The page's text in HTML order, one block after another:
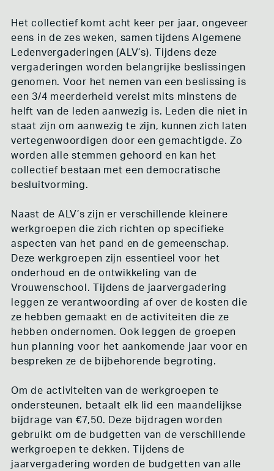
Het collectief komt acht keer per jaar, ongeveer
eens in de zes weken, samen tijdens Algemene
Ledenvergaderingen (ALV’s). Tijdens deze
vergaderingen worden belangrijke beslissingen
genomen. Voor het nemen van een beslissing is
een 3/4 meerderheid vereist mits minstens de
helft van de leden aanwezig is. Leden die niet in
staat zijn om aanwezig te zijn, kunnen zich laten
vertegenwoordigen door een gemachtigde. Zo
worden alle stemmen gehoord en kan het
collectief bestaan met een democratische
besluitvorming.
Naast de ALV’s zijn er verschillende kleinere
werkgroepen die zich richten op specifieke
aspecten van het pand en de gemeenschap.
Deze werkgroepen zijn essentieel voor het
onderhoud en de ontwikkeling van de
Vrouwenschool. Tijdens de jaarvergadering
leggen ze verantwoording af over de kosten die
ze hebben gemaakt en de activiteiten die ze
hebben ondernomen. Ook leggen de groepen
hun planning voor het aankomende jaar voor en
bespreken ze de bijbehorende begroting.
Om de activiteiten van de werkgroepen te
ondersteunen, betaalt elk lid een maandelijkse
bijdrage van €7,50. Deze bijdragen worden
gebruikt om de budgetten van de verschillende
werkgroepen te dekken. Tijdens de
jaarvergadering worden de budgetten van alle